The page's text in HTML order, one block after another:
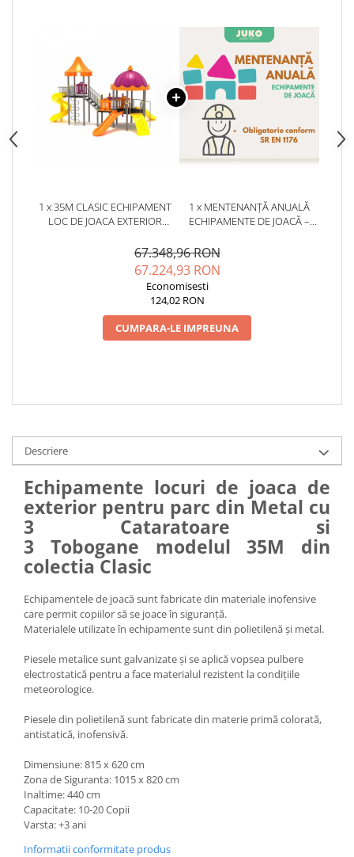
1 x 35M CLASIC ECHIPAMENT
LOC DE JOACA EXTERIOR
CATARATOARE SI 3
1 x MENTENANȚĂ ANUALĂ
ECHIPAMENTE DE JOACĂ –
CONFORM SR EN 1176
67.348,96 RON
67.224,93 RON
Economisesti
124,02 RON
CUMPARA-LE IMPREUNA
Descriere
Echipamente locuri de joaca de
exterior pentru parc din Metal cu
3 Cataratoare si
3 Tobogane modelul 35M din
colectia Clasic
Echipamentele de joacă sunt fabricate din materiale inofensive
care permit copiilor să se joace în siguranță.
Materialele utilizate în echipamente sunt din polietilenă și metal.
Piesele metalice sunt galvanizate și se aplică vopsea pulbere
electrostatică pentru a face materialul rezistent la condițiile
meteorologice.
Piesele din polietilenă sunt fabricate din materie primă colorată,
antistatică, inofensivă.
Dimensiune: 815 x 620 cm
Zona de Siguranta: 1015 x 820 cm
Inaltime: 440 cm
Capacitate: 10-20 Copii
Varsta: +3 ani
Informatii conformitate produs